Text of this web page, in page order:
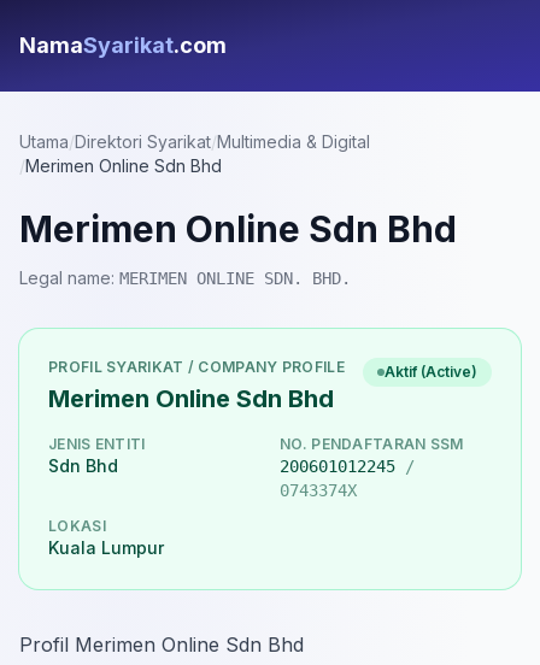
NamaSyarikat.com
Utama/Direktori Syarikat/Multimedia & Digital
/Merimen Online Sdn Bhd
Merimen Online Sdn Bhd
Legal name: MERIMEN ONLINE SDN. BHD.
PROFIL SYARIKAT / COMPANY PROFILE
Merimen Online Sdn Bhd
Aktif (Active)
JENIS ENTITI
Sdn Bhd
NO. PENDAFTARAN SSM
200601012245
/
0743374X
LOKASI
Kuala Lumpur
Profil Merimen Online Sdn Bhd